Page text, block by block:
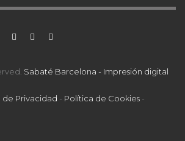
Sabaté Barcelona - Impresión digital
de Privacidad - Política de Cookies -